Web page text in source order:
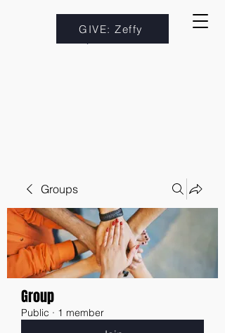
GIVE: Zeffy
Groups
Group
Public · 1 member